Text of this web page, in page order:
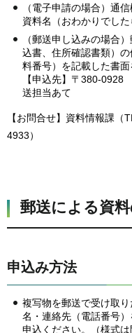
（電子申請の場合）通
資料名（おわかりでし
（郵送申し込みの場合
込書、住所確認書類）
料番号）を記載した書面
【申込先】〒380-
送担当あて
【お問合せ】資料情報課
4933）
郵送による資
申込み方法
複写物を郵送で受け取
名・連絡先（電話番号
申込ください。（様式